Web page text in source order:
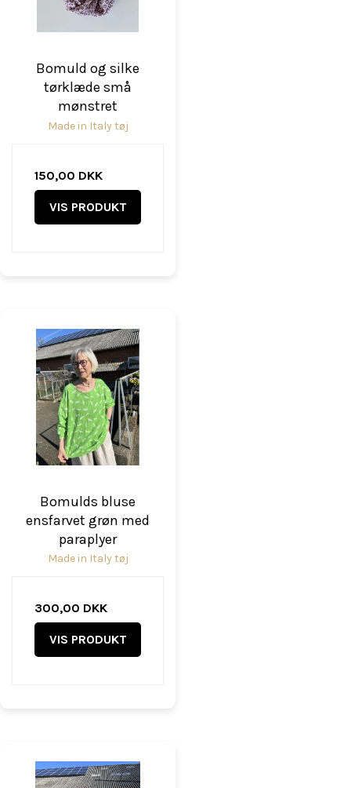
Bomuld og silke
tørklæde små
mønstret
Made in Italy tøj
150,00 DKK
VIS PRODUKT
Bomulds bluse
ensfarvet grøn med
paraplyer
Made in Italy tøj
300,00 DKK
VIS PRODUKT